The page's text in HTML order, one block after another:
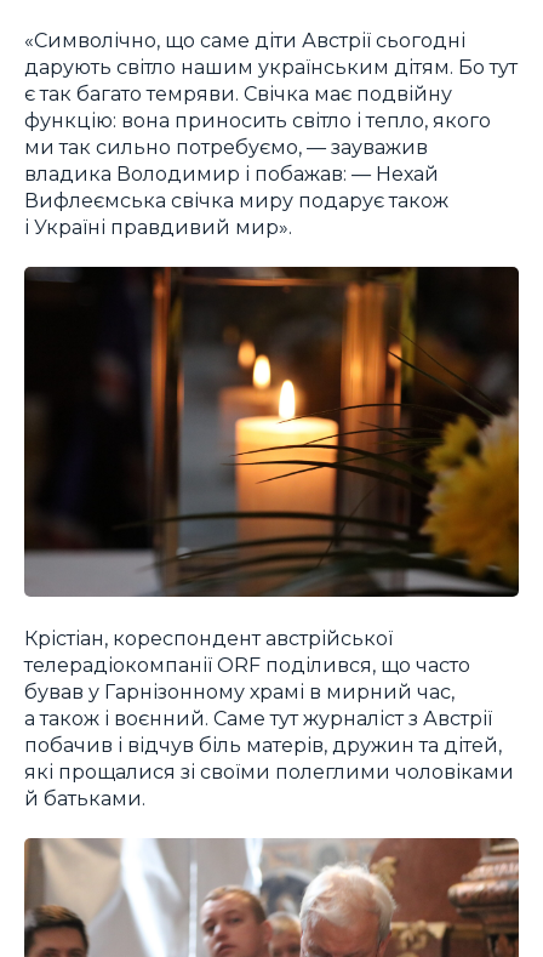
«Символічно, що саме діти Австрії сьогодні
дарують світло нашим українським дітям. Бо тут
є так багато темряви. Свічка має подвійну
функцію: вона приносить світло і тепло, якого
ми так сильно потребуємо, — зауважив
владика Володимир і побажав: — Нехай
Вифлеємська свічка миру подарує також
і Україні правдивий мир».
Крістіан, кореспондент австрійської
телерадіокомпанії ORF поділився, що часто
бував у Гарнізонному храмі в мирний час,
а також і воєнний. Саме тут журналіст з Австрії
побачив і відчув біль матерів, дружин та дітей,
які прощалися зі своїми полеглими чоловіками
й батьками.